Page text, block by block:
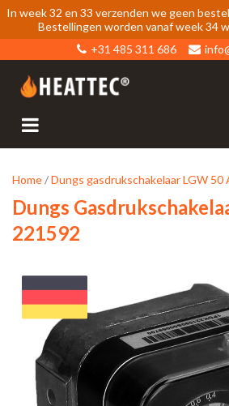
In week 32 en 33 verzenden we geen
Bestellingen worden vanaf week 34
+31 485 311 686
Home/Dungs gasdrukschakelaar LGW 50
Dungs
221592